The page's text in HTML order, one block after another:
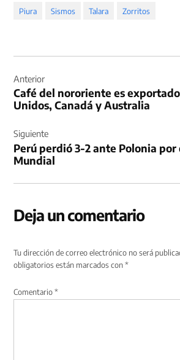
Piura Sismos Talara Zorritos
de
entradas
Anterior
Café del nororiente es
Unidos, Canadá y Australia
Siguiente
Perú perdió 3-2 ante Polonia por
Mundial
Deja un comentario
Tu dirección de correo electrónico no será
obligatorios están marcados con*
Comentario*